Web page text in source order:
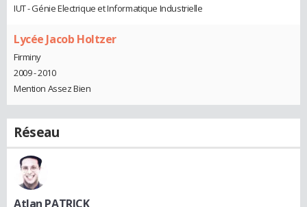
IUT - Génie Electrique et Informatique Industrielle
Lycée Jacob Holtzer
Firminy
2009 - 2010
Mention Assez Bien
Réseau
Atlan PATRICK